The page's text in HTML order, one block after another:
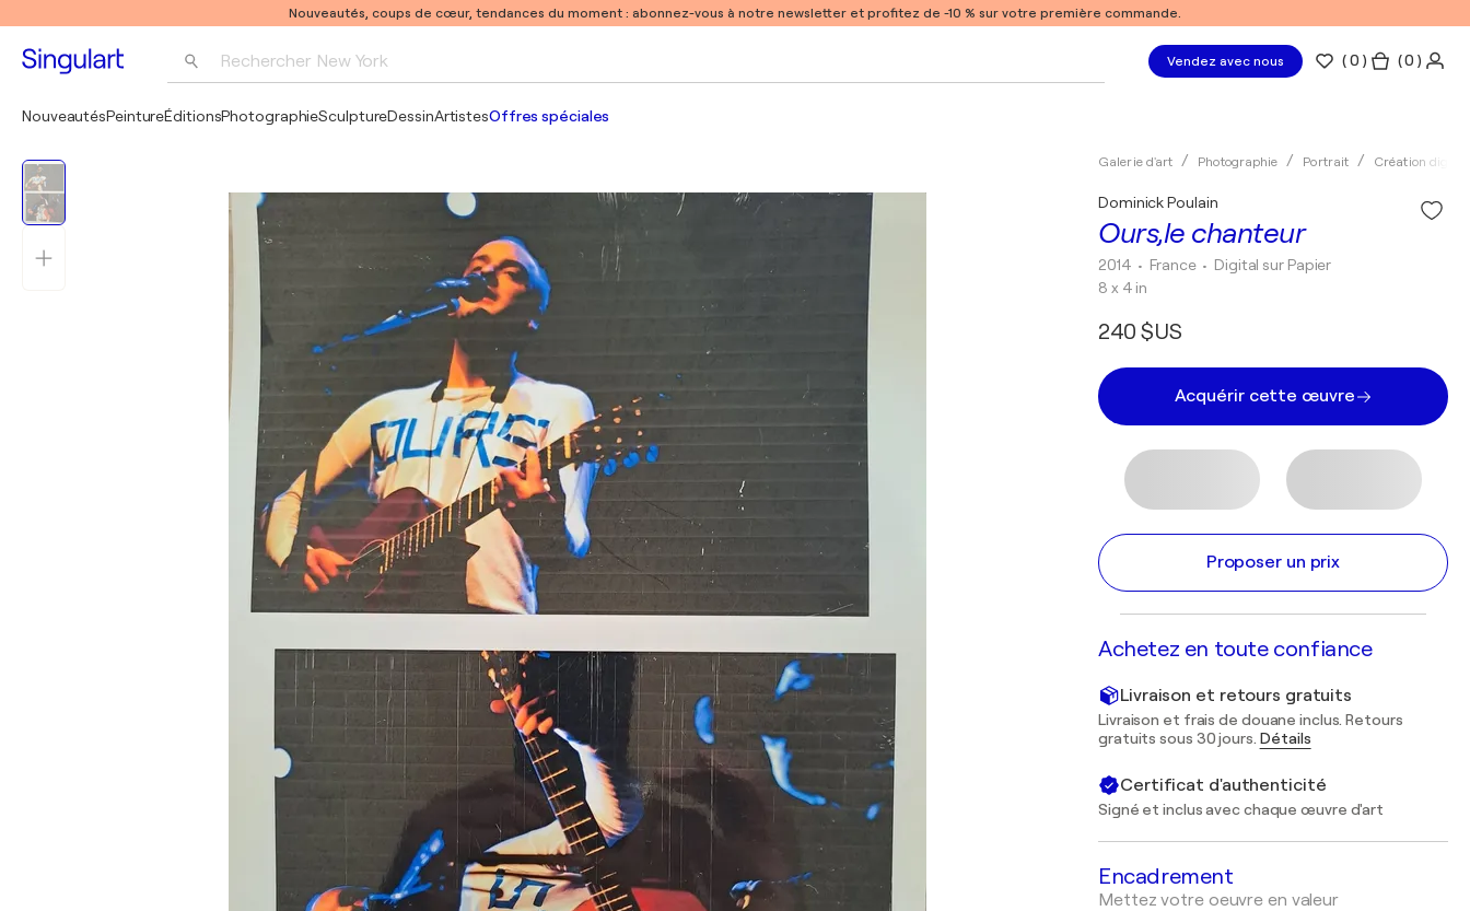
Nouveautés, coups de cœur, tendances du moment : abonnez-vous à notre newsletter et profitez de -10 % sur votre première commande.
Rechercher New York
Pablo Picasso
Vendez avec nous (0 ) ( 0 )
NouveautésPeintureÉditionsPhotographieSculptureDessinArtistesOffres spéciales
Galerie d'art Photographie Portrait Création
Ours,le chanteur
Dominick Poulain
2014 • France • Digital sur Papier
8 x 4 in
240 $US
Acquérir cette œuvre
Proposer un prix
Achetez en toute confiance
Livraison et retours gratuits
Livraison et frais de douane inclus. Retours
gratuits sous 30 jours. Détails
Certificat d'authenticité
Signé et inclus avec chaque œuvre d'art
Encadrement
Mettez votre oeuvre en valeur